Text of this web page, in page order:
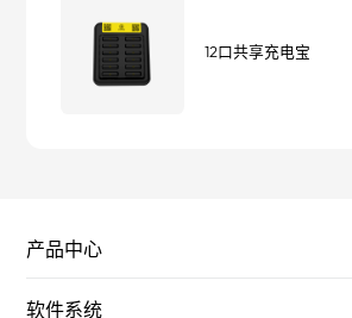
12口共享充电宝
产品中心
软件系统